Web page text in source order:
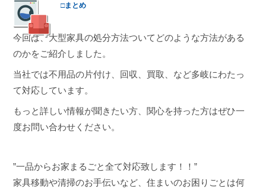
□まとめ
今回は、大型家具の処分方法ついてどのような方法がある
のかをご紹介しました。
当社では不用品の片付け、回収、買取、など多岐にわたっ
て対応しています。
もっと詳しい情報が聞きたい方、関心を持った方はぜひ一
度お問い合わせください。
”一品からお家まるごと全て対応致します！！”
家具移動や清掃のお手伝いなど、住まいのお困りごとは何